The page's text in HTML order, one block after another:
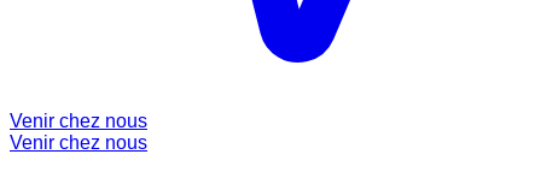
Venir chez nous
Venir chez nous